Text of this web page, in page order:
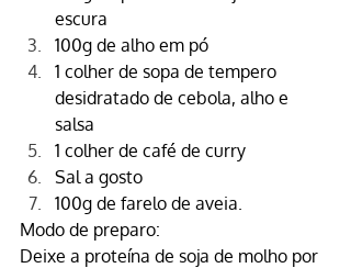
escura
100g de alho em pó
1 colher de sopa de tempero
desidratado de cebola, alho e
salsa
1 colher de café de curry
Sal a gosto
100g de farelo de aveia.
Modo de preparo:
Deixe a proteína de soja de molho por